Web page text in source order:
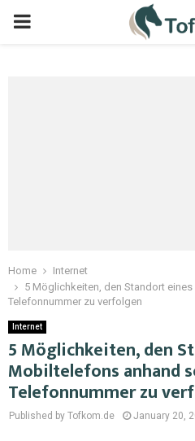
Home
Internet
5 Möglichkeiten, den Standort
Telefonnummer zu verfolgen
Internet
5 Möglichkeiten, den
Mobiltelefons anhand
Telefonnummer zu
Published by Tofkom.de January 20,